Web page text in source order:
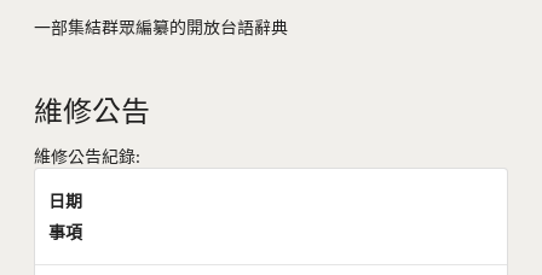
一部集結群眾編纂的開放台語辭典
維修公告
維修公告紀錄:
日期
事項